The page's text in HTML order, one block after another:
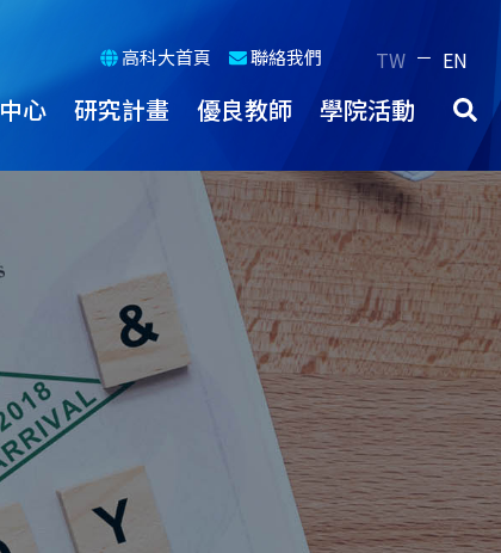
高科大首頁 聯絡我們 TW － EN
心 研究計畫 優良教師 學院活動